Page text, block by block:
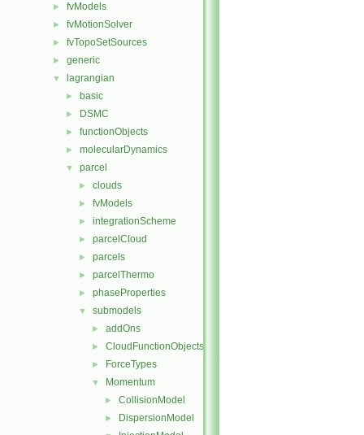
► fvModels
► fvMotionSolver
► fvTopoSetSources
► generic
▼ lagrangian
► basic
► DSMC
► functionObjects
► molecularDynamics
▼ parcel
► clouds
► fvModels
► integrationScheme
► parcelCloud
► parcels
► parcelThermo
► phaseProperties
▼ submodels
► addOns
► CloudFunctionObjects
► ForceTypes
▼ Momentum
► CollisionModel
► DispersionModel